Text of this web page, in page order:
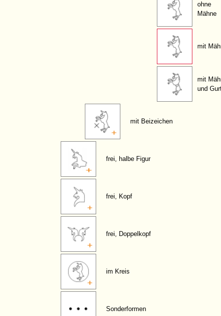
ohne
Mähne
mit
mit
und
mit Beizeichen
frei, halbe Figur
frei, Kopf
frei, Doppelkopf
im Kreis
Sonderformen